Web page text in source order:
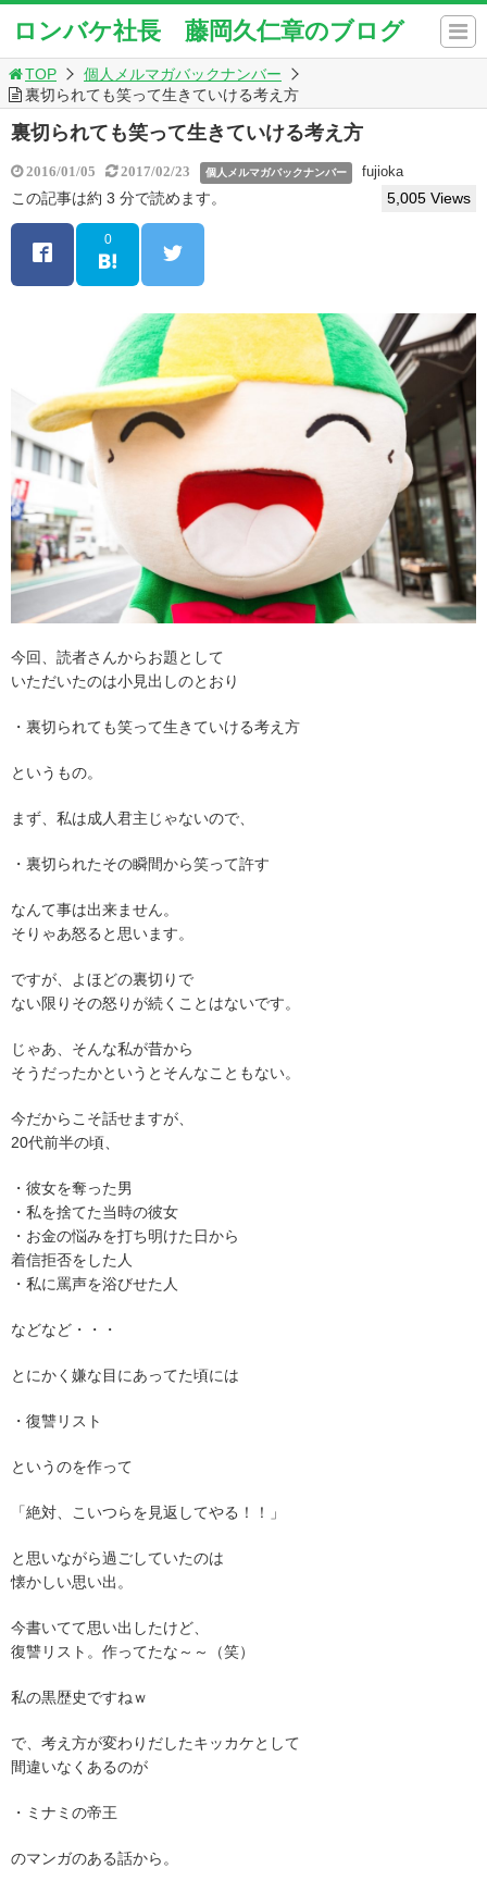
ロンバケ社長 藤岡久仁章のブログ
TOP
個人メルマガバックナンバー
裏切られても笑って生きていける考え方
裏切られても笑って生きていける考え方
2016/01/05 2017/02/23 個人メルマガバックナンバー fujioka
この記事は約 3 分で読めます。 5,005 Views
0
今回、読者さんからお題として
いただいたのは小見出しのとおり
・裏切られても笑って生きていける考え方
というもの。
まず、私は成人君主じゃないので、
・裏切られたその瞬間から笑って許す
なんて事は出来ません。
そりゃあ怒ると思います。
ですが、よほどの裏切りで
ない限りその怒りが続くことはないです。
じゃあ、そんな私が昔から
そうだったかというとそんなこともない。
今だからこそ話せますが、
20代前半の頃、
・彼女を奪った男
・私を捨てた当時の彼女
・お金の悩みを打ち明けた日から
着信拒否をした人
・私に罵声を浴びせた人
などなど・・・
とにかく嫌な目にあってた頃には
・復讐リスト
というのを作って
「絶対、こいつらを見返してやる！！」
と思いながら過ごしていたのは
懐かしい思い出。
今書いてて思い出したけど、
復讐リスト。作ってたな～～（笑）
私の黒歴史ですねｗ
で、考え方が変わりだしたキッカケとして
間違いなくあるのが
・ミナミの帝王
のマンガのある話から。